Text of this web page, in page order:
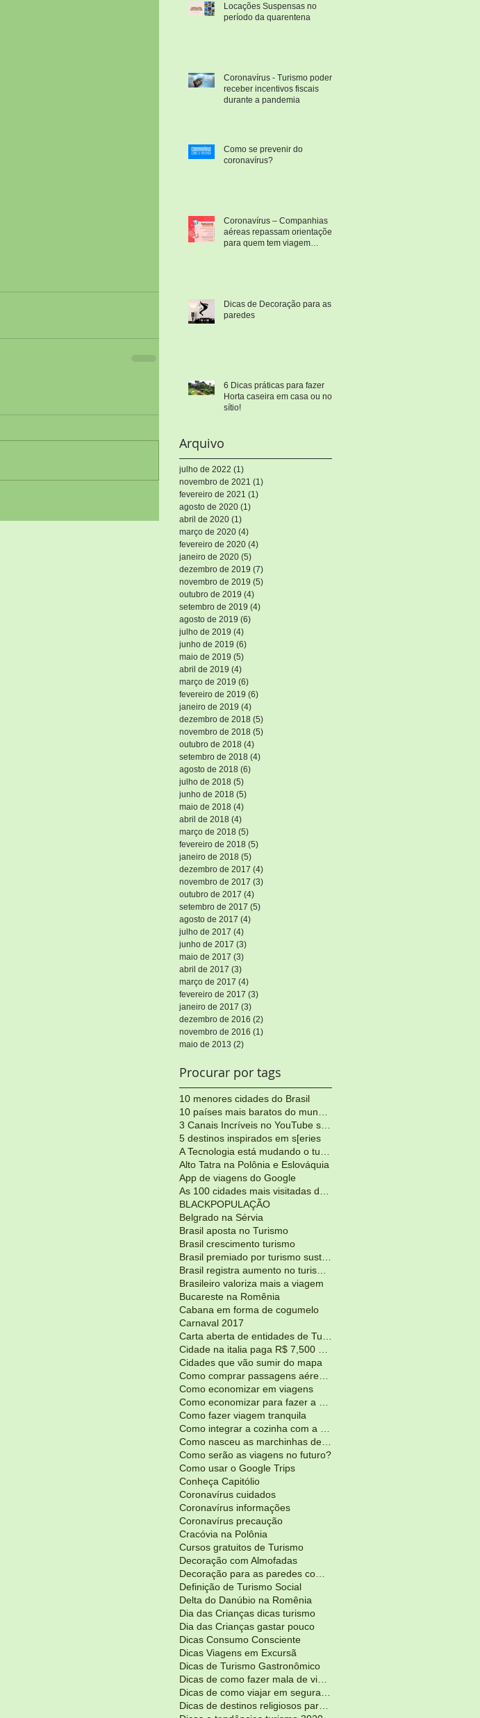
Locações Suspensas no
período da quarentena
Coronavírus - Turismo poderá
receber incentivos fiscais
durante a pandemia
Como se prevenir do
coronavírus?
Coronavírus – Companhias
aéreas repassam orientações
para quem tem viagem
Dicas de Decoração para as
paredes
6 Dicas práticas para fazer
Horta caseira em casa ou no
sítio!
Arquivo
julho de 2022 (1)
novembro de 2021 (1)
fevereiro de 2021 (1)
agosto de 2020 (1)
abril de 2020 (1)
março de 2020 (4)
fevereiro de 2020 (4)
janeiro de 2020 (5)
dezembro de 2019 (7)
novembro de 2019 (5)
outubro de 2019 (4)
setembro de 2019 (4)
agosto de 2019 (6)
julho de 2019 (4)
junho de 2019 (6)
maio de 2019 (5)
abril de 2019 (4)
março de 2019 (6)
fevereiro de 2019 (6)
janeiro de 2019 (4)
dezembro de 2018 (5)
novembro de 2018 (5)
outubro de 2018 (4)
setembro de 2018 (4)
agosto de 2018 (6)
julho de 2018 (5)
junho de 2018 (5)
maio de 2018 (4)
abril de 2018 (4)
março de 2018 (5)
fevereiro de 2018 (5)
janeiro de 2018 (5)
dezembro de 2017 (4)
novembro de 2017 (3)
outubro de 2017 (4)
setembro de 2017 (5)
agosto de 2017 (4)
julho de 2017 (4)
junho de 2017 (3)
maio de 2017 (3)
abril de 2017 (3)
março de 2017 (4)
fevereiro de 2017 (3)
janeiro de 2017 (3)
dezembro de 2016 (2)
novembro de 2016 (1)
maio de 2013 (2)
Procurar por tags
10 menores cidades do Brasil
5 destinos inspirados em s[eries
Alto Tatra na Polônia e Eslováquia
App de viagens do Google
BLACKPOPULAÇÃO
Belgrado na Sérvia
Brasil aposta no Turismo
Brasil crescimento turismo
Brasileiro valoriza mais a viagem
Bucareste na Romênia
Cabana em forma de cogumelo
Carnaval 2017
Cidades que vão sumir do mapa
Como economizar em viagens
Como fazer viagem tranquila
Como serão as viagens no futuro?
Como usar o Google Trips
Conheça Capitólio
Coronavírus cuidados
Coronavírus informações
Coronavírus precaução
Cracóvia na Polônia
Cursos gratuitos de Turismo
Decoração com Almofadas
Definição de Turismo Social
Delta do Danúbio na Romênia
Dia das Crianças dicas turismo
Dia das Crianças gastar pouco
Dicas Consumo Consciente
Dicas Viagens em Excursã
Dicas de Turismo Gastronômico